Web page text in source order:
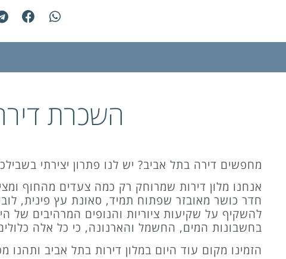
השכרת
מחפשים דירה בתל אביב? יש לנו פתרון יצירתי
אנחנו מלון דירות שמרוחק רק כמה צעדים מהחוף
חדר כושר מאובזר שפתוח תמיד, סאונת עץ פינית,
להשקיף על שקיעות ציוריות והנופים המרהיבים של
בחשבונות המים, החשמל והארנונה, כי כל אלה
הזמינו מקום עוד היום במלון דירות בתל אביב